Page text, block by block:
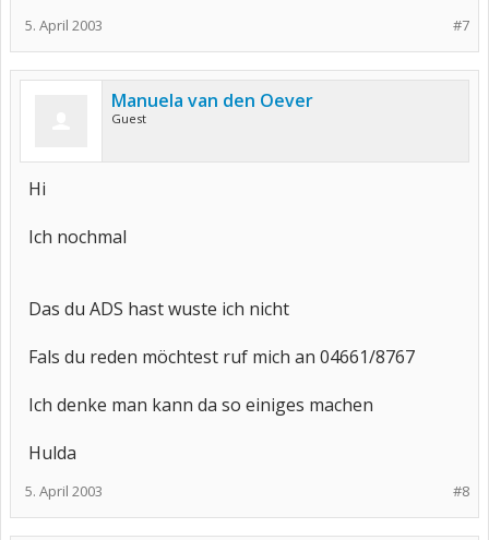
#7
5. April 2003
Manuela van den Oever
Guest
Hi
Ich nochmal
Das du ADS hast wuste ich nicht
Fals du reden möchtest ruf mich an 04661/8767
Ich denke man kann da so einiges machen
Hulda
#8
5. April 2003